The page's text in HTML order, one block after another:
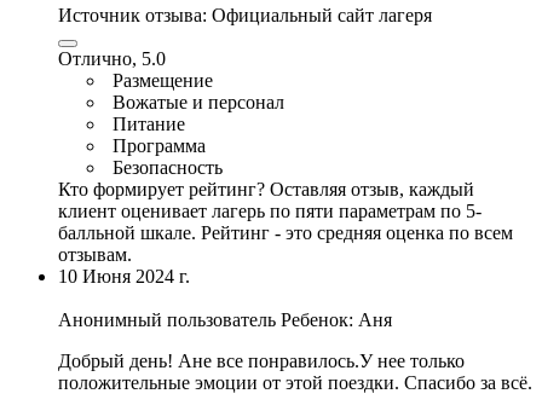
Источник отзыва: Официальный сайт лагеря
Отлично, 5.0
Размещение
Вожатые и персонал
Питание
Программа
Безопасность
Кто формирует рейтинг? Оставляя отзыв, каждый
клиент оценивает лагерь по пяти параметрам по 5-
балльной шкале. Рейтинг - это средняя оценка по всем
отзывам.
10 Июня 2024 г.
Анонимный пользователь Ребенок: Аня
Добрый день! Ане все понравилось.У нее только
положительные эмоции от этой поездки. Спасибо за всё.